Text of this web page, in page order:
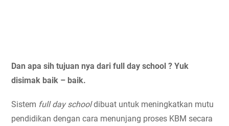
Dan apa sih tujuan nya dari full day school ? Yuk
disimak baik – baik.
Sistem full day school dibuat untuk meningkatkan mutu
pendidikan dengan cara menunjang proses KBM secara